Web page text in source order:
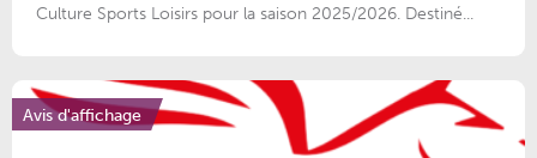
Culture Sports Loisirs pour la saison 2025/2026. Destiné...
Avis d'affichage